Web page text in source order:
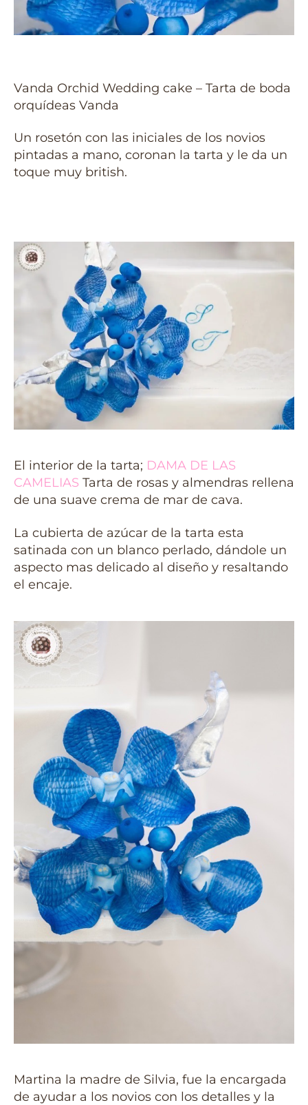
Vanda Orchid Wedding cake – Tarta de boda
orquídeas Vanda
Un rosetón con las iniciales de los novios
pintadas a mano, coronan la tarta y le da un
toque muy british.
El interior de la tarta; DAMA DE LAS
CAMELIAS Tarta de rosas y almendras rellena
de una suave crema de mar de cava.
La cubierta de azúcar de la tarta esta
satinada con un blanco perlado, dándole un
aspecto mas delicado al diseño y resaltando
el encaje.
Martina la madre de Silvia, fue la encargada
de ayudar a los novios con los detalles y la